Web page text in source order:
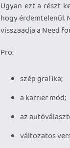
Ugyan ezt a részt
hogy érdemtelenül.
visszaadja a Need
Pro:
szép grafika;
a karrier mód;
az
változatos